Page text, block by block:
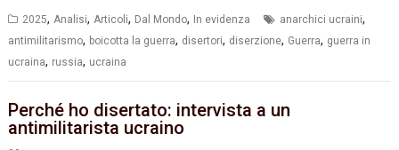
2025, Analisi, Articoli, Dal Mondo, In evidenza anarchici ucraini,
antimilitarismo, boicotta la guerra, disertori, diserzione, Guerra, guerra in
ucraina, russia, ucraina
Perché ho disertato: intervista a un
antimilitarista ucraino